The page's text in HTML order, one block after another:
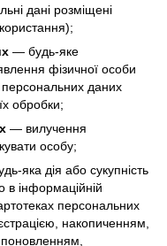
дані розміщені
— будь-яке
фізичної особи
даних
обробки;
— вилучення
особу;
яка дія або сукупність
в інформаційній
персональних
накопиченням,